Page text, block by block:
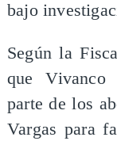
bajo
Según la
que Vivanco
parte de los
Vargas para